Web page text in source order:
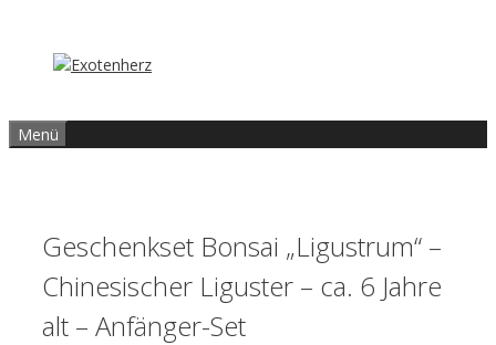
springen
Menü
Geschenkset Bonsai „Ligustrum“ –
Chinesischer Liguster – ca. 6 Jahre
alt – Anfänger-Set